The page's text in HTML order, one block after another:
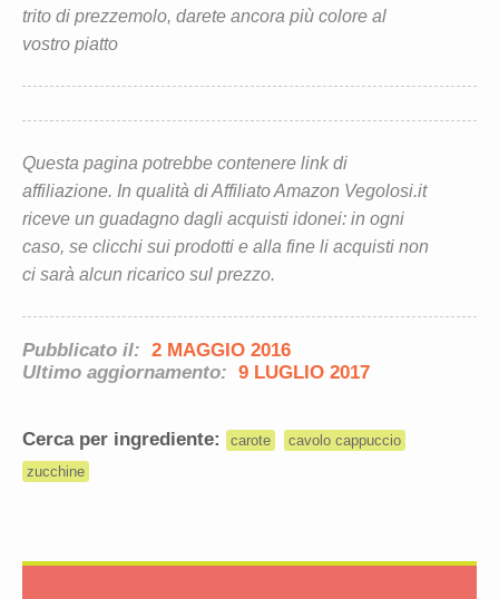
trito di prezzemolo, darete ancora più colore al
vostro piatto
Questa pagina potrebbe contenere link di
affiliazione. In qualità di Affiliato Amazon Vegolosi.it
riceve un guadagno dagli acquisti idonei: in ogni
caso, se clicchi sui prodotti e alla fine li acquisti non
ci sarà alcun ricarico sul prezzo.
Pubblicato il: 2 MAGGIO 2016
Ultimo aggiornamento: 9 LUGLIO 2017
Cerca per ingrediente: carote
cavolo cappuccio
zucchine